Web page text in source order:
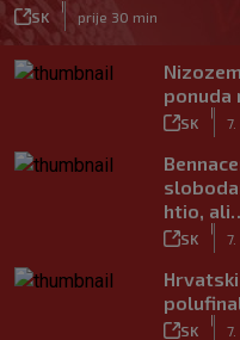
SK prije 30 min
ponuda
SK 7.
htio,
SK 7.
SK 7.